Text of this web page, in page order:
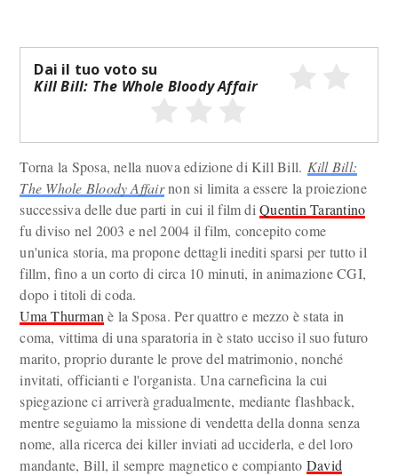
Dai il tuo voto su
Kill Bill: The Whole Bloody Affair
Torna la Sposa, nella nuova edizione di Kill Bill. Kill Bill:
The Whole Bloody Affairnon si limita a essere la proiezione
successiva delle due parti in cui il film diQuentin Tarantino
fu diviso nel 2003 e nel 2004 il film, concepito come
un'unica storia, ma propone dettagli inediti sparsi per tutto il
fillm, fino a un corto di circa 10 minuti, in animazione CGI,
dopo i titoli di coda.
Uma Thurman è la Sposa. Per quattro e mezzo è stata in
coma, vittima di una sparatoria in è stato ucciso il suo futuro
marito, proprio durante le prove del matrimonio, nonché
invitati, officianti e l'organista. Una carneficina la cui
spiegazione ci arriverà gradualmente, mediante flashback,
mentre seguiamo la missione di vendetta della donna senza
nome, alla ricerca dei killer inviati ad ucciderla, e del loro
mandante, Bill, il sempre magnetico e compianto David